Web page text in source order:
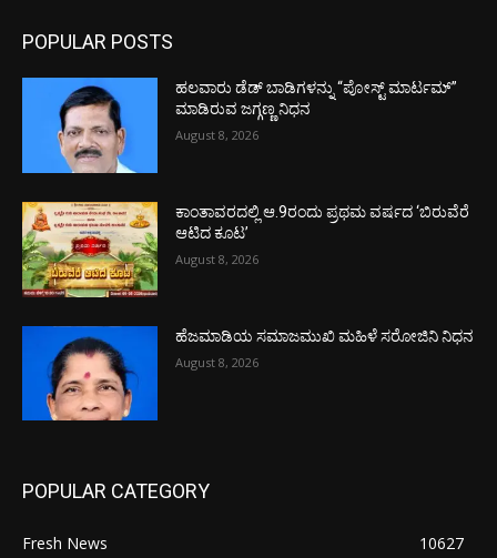
POPULAR POSTS
ಹಲವಾರು ಡೆಡ್ ಬಾಡಿಗಳನ್ನು “ಪೋಸ್ಟ್ ಮಾರ್ಟಮ್”
ಮಾಡಿರುವ ಜಗ್ಗಣ್ಣ ನಿಧನ
August 8, 2026
ಕಾಂತಾವರದಲ್ಲಿ ಆ.9ರಂದು ಪ್ರಥಮ ವರ್ಷದ ‘ಬಿರುವೆರೆ
ಆಟಿದ ಕೂಟ’
August 8, 2026
ಹೆಜಮಾಡಿಯ ಸಮಾಜಮುಖಿ ಮಹಿಳೆ ಸರೋಜಿನಿ ನಿಧನ
August 8, 2026
POPULAR CATEGORY
Fresh News
10627